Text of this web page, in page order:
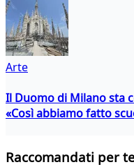
Arte
Il Duomo di Milano sta
«Così abbiamo fatto
Raccomandati per